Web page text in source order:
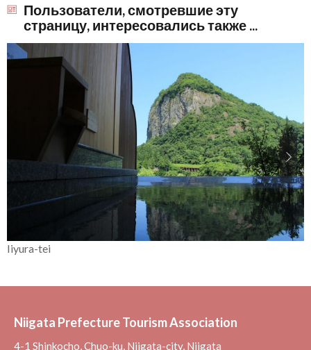
Пользователи, смотревшие эту
страницу, интересовались также ...
Iiyura-tei
Niigata Prefecture Tourism Association
4-1 Shinkocho, Chuo-ku, Niigata-city, Niigata